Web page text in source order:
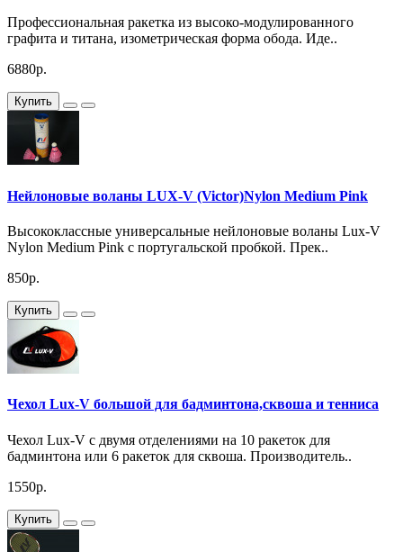
Профессиональная ракетка из высоко-модулированного
графита и титана, изометрическая форма обода. Иде..
6880р.
Купить
Нейлоновые воланы LUX-V (Victor)Nylon Medium Pink
Высококлассные универсальные нейлоновые воланы Lux-V
Nylon Medium Pink с португальской пробкой. Прек..
850р.
Купить
Чехол Lux-V большой для бадминтона,сквоша и тенниса
Чехол Lux-V с двумя отделениями на 10 ракеток для
бадминтона или 6 ракеток для сквоша. Производитель..
1550р.
Купить